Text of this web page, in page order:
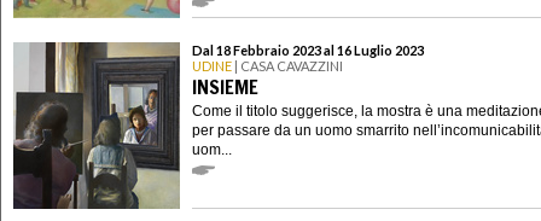
Dal 18 Febbraio 2023 al 16 Luglio 2023
UDINE | CASA CAVAZZINI
INSIEME
Come il titolo suggerisce, la mostra è una
per passare da un uomo smarrito
uom...